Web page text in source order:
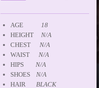
AGE
18
HEIGHT N/A
CHEST
N/A
WAIST N/A
HIPS N/A
SHOES N/A
HAIR BLACK